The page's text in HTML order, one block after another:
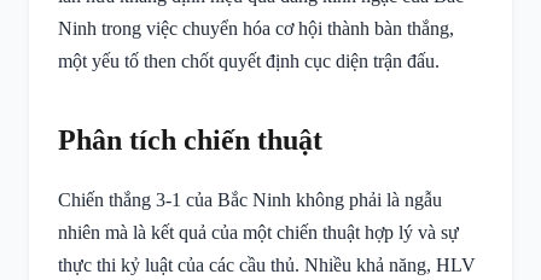
Ninh trong việc chuyển hóa cơ hội thành bàn thắng,
một yếu tố then chốt quyết định cục diện trận đấu.
Phân tích chiến thuật
Chiến thắng 3-1 của Bắc Ninh không phải là ngẫu
nhiên mà là kết quả của một chiến thuật hợp lý và sự
thực thi kỷ luật của các cầu thủ. Nhiều khả năng, HLV